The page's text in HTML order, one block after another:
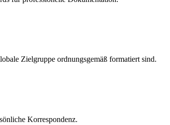
Zielgruppe ordnungsgemäß formatiert sind.
Korrespondenz.